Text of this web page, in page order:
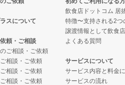
食店の居抜き売却物件の案件一覧
居抜き売却物件の案件一覧
の居抜き売却物件の案件一覧
居抜き売却物件の案件一覧
居抜き売却物件の案件一覧
ウトの居抜き売却物件の案件一覧
惣菜・デリの居抜き売却物件の案件
・パブ・スナックの居抜き売却物件
の居抜き売却物件の案件一覧
の居抜き売却物件の案件一覧
他の居抜き売却物件の案件一覧
スについて
頼・ご相談
ご相談・ご依頼
相談・ご依頼
相談・ご依頼
相談・ご依頼
飲食店ドットコム 居
特徴〜支持される2つ
譲渡情報として飲食
よくある質問
サービスについて
サービス内容と料金
サービスの流れ